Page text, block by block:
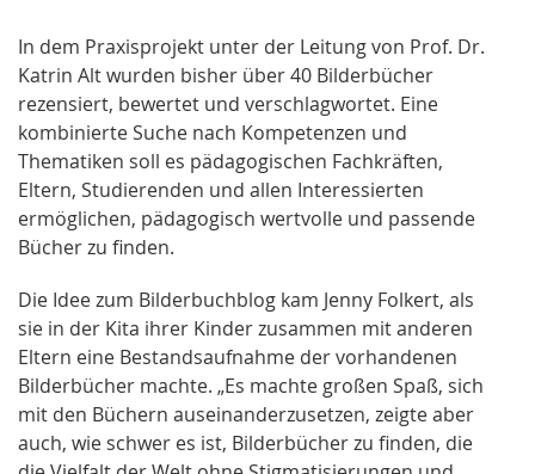
In dem Praxisprojekt unter der Leitung von Prof. Dr.
Katrin Alt wurden bisher über 40 Bilderbücher
rezensiert, bewertet und verschlagwortet. Eine
kombinierte Suche nach Kompetenzen und
Thematiken soll es pädagogischen Fachkräften,
Eltern, Studierenden und allen Interessierten
ermöglichen, pädagogisch wertvolle und passende
Bücher zu finden.
Die Idee zum Bilderbuchblog kam Jenny Folkert, als
sie in der Kita ihrer Kinder zusammen mit anderen
Eltern eine Bestandsaufnahme der vorhandenen
Bilderbücher machte. „Es machte großen Spaß, sich
mit den Büchern auseinanderzusetzen, zeigte aber
auch, wie schwer es ist, Bilderbücher zu finden, die